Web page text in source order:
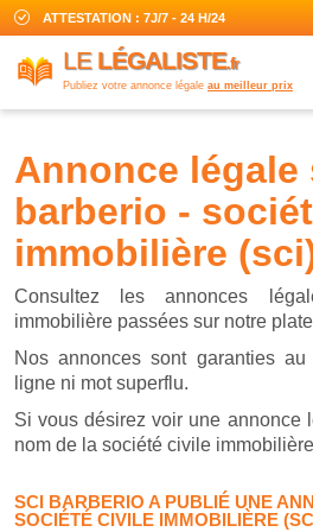
ATTESTATION : 7J/7 - 24 H/24
LE LÉGALISTE.fr
Publiez votre annonce légale au meilleur prix
annonce légale sci
barberio -
immobilière
Consultez les annonces
immobilière passées sur notre
Nos annonces sont garanties
ligne ni mot superflu.
Si vous désirez voir une annonce
nom de la société civile
SCI BARBERIO A PUBLIÉ UNE
SOCIÉTÉ CIVILE IMMOBILIÈRE